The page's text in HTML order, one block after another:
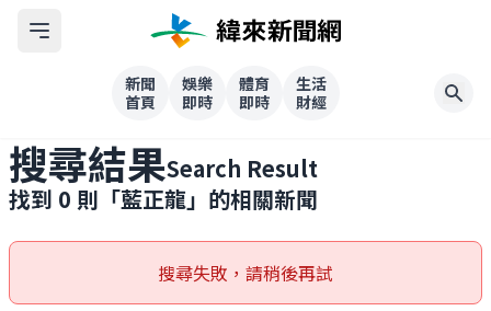
新聞
首頁
娛樂
即時
體育
即時
生活
財經
搜尋結果Search Result
找到 0 則「藍正龍」的相關新聞
搜尋失敗，請稍後再試